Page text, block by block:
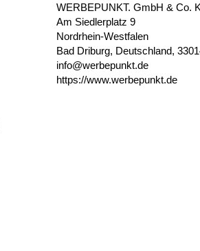
WERBEPUNKT. GmbH & Co.
Am Siedlerplatz 9
Nordrhein-Westfalen
Bad Driburg, Deutschland,
info@werbepunkt.de
https://www.werbepunkt.de